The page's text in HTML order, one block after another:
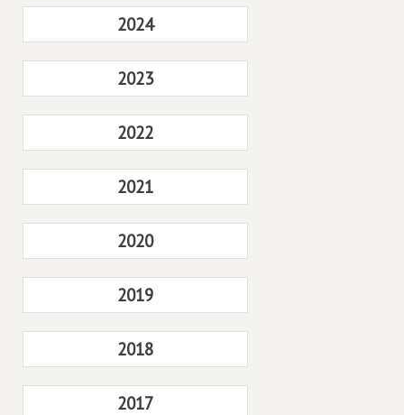
2024
2023
2022
2021
2020
2019
2018
2017